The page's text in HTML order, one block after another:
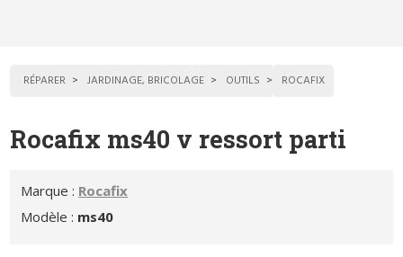
RÉPARER JARDINAGE, BRICOLAGE OUTILS ROCAFIX
Rocafix ms40 v ressort parti
Marque : Rocafix
Modèle : ms40